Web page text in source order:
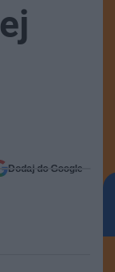
Dodaj do Google